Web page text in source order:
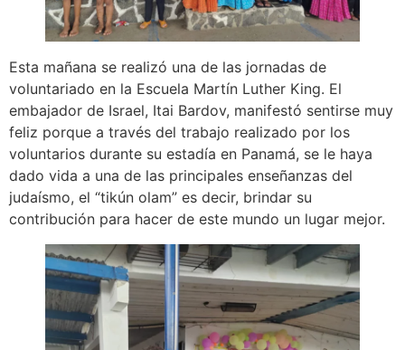
Esta mañana se realizó una de las jornadas de
voluntariado en la Escuela Martín Luther King. El
embajador de Israel, Itai Bardov, manifestó sentirse muy
feliz porque a través del trabajo realizado por los
voluntarios durante su estadía en Panamá, se le haya
dado vida a una de las principales enseñanzas del
judaísmo, el “tikún olam” es decir, brindar su
contribución para hacer de este mundo un lugar mejor.